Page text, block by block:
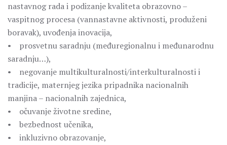
nastavnog rada i podizanje kvaliteta obrazovno –
vaspitnog procesa (vannastavne aktivnosti, produženi
boravak), uvođenja inovacija,
• prosvetnu saradnju (međuregionalnu i međunarodnu
saradnju…),
• negovanje multikulturalnosti/interkulturalnosti i
tradicije, maternjeg jezika pripadnika nacionalnih
manjina – nacionalnih zajednica,
• očuvanje životne sredine,
• bezbednost učenika,
• inkluzivno obrazovanje,